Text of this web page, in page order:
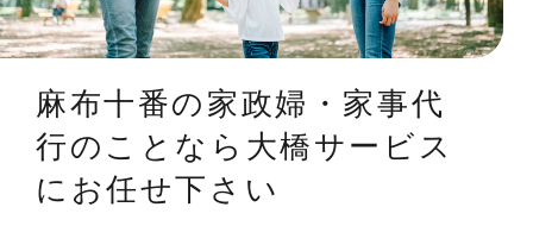
麻布十番の家政婦・家事代
行のことなら大橋サービス
にお任せ下さい